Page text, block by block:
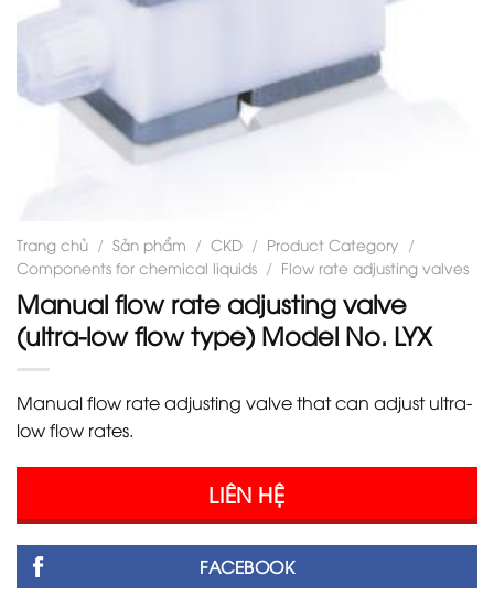
Trang chủ / Sản phẩm / CKD / Product Category /
Components for chemical liquids / Flow rate adjusting valves
Manual flow rate adjusting valve
(ultra-low flow type) Model No. LYX
Manual flow rate adjusting valve that can adjust ultra-
low flow rates.
LIÊN HỆ
FACEBOOK